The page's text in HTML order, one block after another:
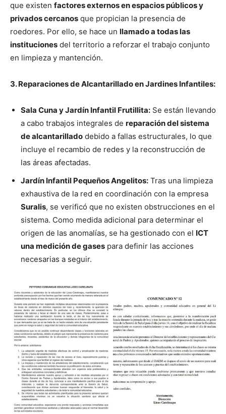
que existen factores externos en espacios públicos y
privados cercanos que propician la presencia de
roedores. Por ello, se hace un llamado a todas las
instituciones del territorio a reforzar el trabajo conjunto
en limpieza y mantención.
3. Reparaciones de Alcantarillado en Jardines Infantiles:
Sala Cuna y Jardín Infantil Frutillita: Se están llevando
a cabo trabajos integrales de reparación del sistema
de alcantarillado debido a fallas estructurales, lo que
incluye el recambio de redes y la reconstrucción de
las áreas afectadas.
Jardín Infantil Pequeños Angelitos: Tras una limpieza
exhaustiva de la red en coordinación con la empresa
Suralis, se verificó que no existen obstrucciones en el
sistema. Como medida adicional para determinar el
origen de las anomalías, se ha gestionado con el ICT
una medición de gases para definir las acciones
necesarias a seguir.